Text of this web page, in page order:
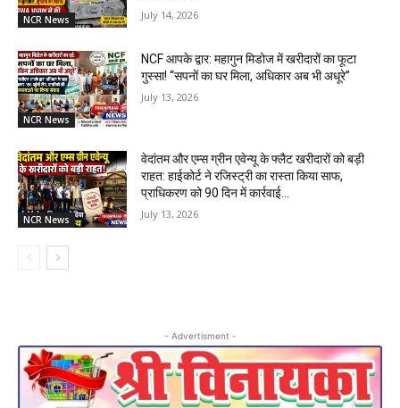
NCR News July 14, 2026
NCR News
NCF आपके द्वार: महागुन मिडोज में खरीदारों का फूटा
गुस्सा! “सपनों का घर मिला, अधिकार अब भी अधूरे”
July 13, 2026
NCR News
वेदांतम और एम्स ग्रीन एवेन्यू के फ्लैट खरीदारों को बड़ी
राहत: हाईकोर्ट ने रजिस्ट्री का रास्ता किया साफ,
प्राधिकरण को 90 दिन में कार्रवाई...
July 13, 2026
- Advertisment -